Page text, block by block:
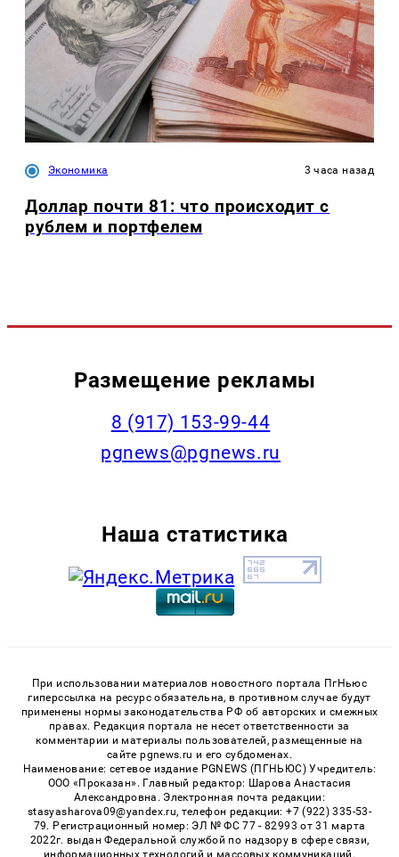
Экономика 3 часа назад
Доллар почти 81: что происходит с
рублем и портфелем
Размещение рекламы
‭8 (917) 153-99-44
pgnews@pgnews.ru
Наша статистика
При использовании материалов новостного портала ПгНьюс
гиперссылка на ресурс обязательна, в противном случае будут
применены нормы законодательства РФ об авторских и смежных
правах. Редакция портала не несет ответственности за
комментарии и материалы пользователей, размещенные на
сайте pgnews.ru и его субдоменах.
Наименование: сетевое издание PGNEWS (ПГНЬЮС) Учредитель:
ООО «Проказан». Главный редактор: Шарова Анастасия
Александровна. Электронная почта редакции:
stasyasharova09@yandex.ru, телефон редакции: +7 (922) 335-53-
79. Регистрационный номер: ЭЛ № ФС 77 - 82993 от 31 марта
2022г. выдан Федеральной службой по надзору в сфере связи,
информационных технологий и массовых коммуникаций.